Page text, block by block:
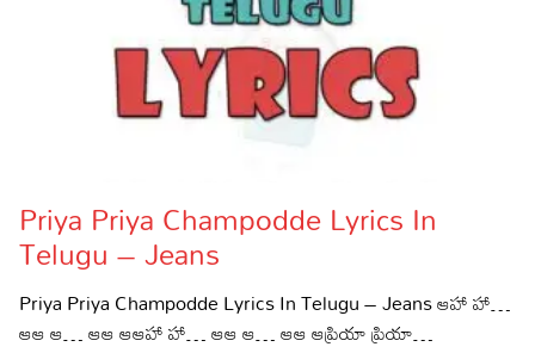
Devotional
Christianity
Lyrics in Hindi – Movie Songs
Lyrics in Tamil – Devotional Songs
Lyrics in Tamil – Movie Songs
Kannada
Lyrics in Kannada – Movie Songs
Priya Priya Champodde Lyrics In
Telugu – Jeans
Priya Priya Champodde Lyrics In Telugu – Jeans ఆహా హా…
ఆఆ ఆ… ఆఆ ఆఆహా హా… ఆఆ ఆ… ఆఆ ఆప్రియా ప్రియా…